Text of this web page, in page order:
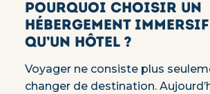
Pourquoi choisir un
hébergement
qu’un hôtel ?
Voyager ne consiste plus
changer de destination.